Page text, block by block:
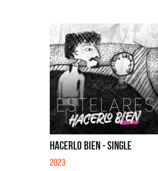
HACERLO BIEN - SINGLE
2023